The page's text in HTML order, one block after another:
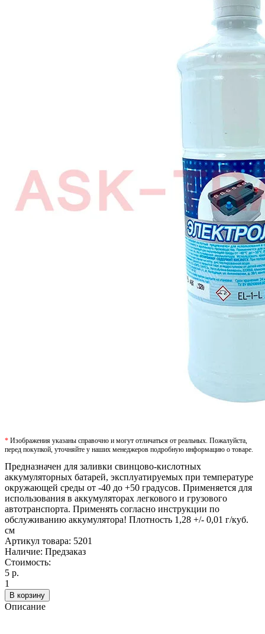
* Изображения указаны справочно и могут отличаться от реальных. Пожалуйста,
перед покупкой, уточняйте у наших менеджеров подробную информацию о товаре.
Предназначен для заливки свинцово-кислотных
аккумуляторных батарей, эксплуатируемых при температуре
окружающей среды от -40 до +50 градусов. Применяется для
использования в аккумуляторах легкового и грузового
автотранспорта. Применять согласно инструкции по
обслуживанию аккумулятора! Плотность 1,28 +/- 0,01 г/куб.
см
Артикул товара: 5201
Наличие: Предзаказ
Стоимость:
5 р.
1
В корзину
Описание